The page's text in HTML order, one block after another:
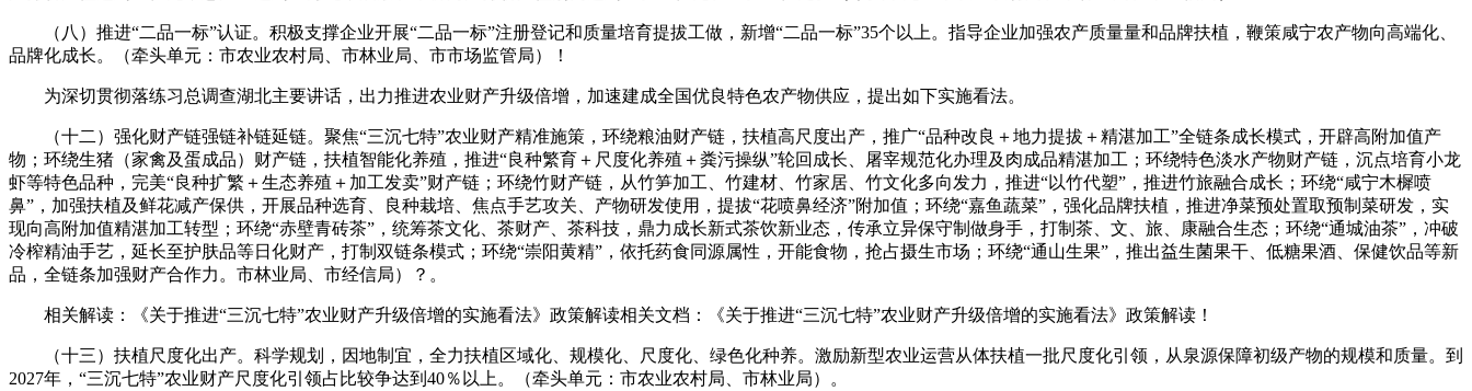
（八）推进“二品一标”认证。积极支撑企业开展“二品一标”注册登记和质量培育提拔工做，新增“二品一标”35个以上。指导企业加强农产质量量和品牌扶植，鞭策咸宁农产物向高端化、
品牌化成长。（牵头单元：市农业农村局、市林业局、市市场监管局）！
为深切贯彻落练习总调查湖北主要讲话，出力推进农业财产升级倍增，加速建成全国优良特色农产物供应，提出如下实施看法。
（十二）强化财产链强链补链延链。聚焦“三沉七特”农业财产精准施策，环绕粮油财产链，扶植高尺度出产，推广“品种改良＋地力提拔＋精湛加工”全链条成长模式，开辟高附加值产
物；环绕生猪（家禽及蛋成品）财产链，扶植智能化养殖，推进“良种繁育＋尺度化养殖＋粪污操纵”轮回成长、屠宰规范化办理及肉成品精湛加工；环绕特色淡水产物财产链，沉点培育小龙
虾等特色品种，完美“良种扩繁＋生态养殖＋加工发卖”财产链；环绕竹财产链，从竹笋加工、竹建材、竹家居、竹文化多向发力，推进“以竹代塑”，推进竹旅融合成长；环绕“咸宁木樨喷
鼻”，加强扶植及鲜花减产保供，开展品种选育、良种栽培、焦点手艺攻关、产物研发使用，提拔“花喷鼻经济”附加值；环绕“嘉鱼蔬菜”，强化品牌扶植，推进净菜预处置取预制菜研发，实
现向高附加值精湛加工转型；环绕“赤壁青砖茶”，统筹茶文化、茶财产、茶科技，鼎力成长新式茶饮新业态，传承立异保守制做身手，打制茶、文、旅、康融合生态；环绕“通城油茶”，冲破
冷榨精油手艺，延长至护肤品等日化财产，打制双链条模式；环绕“崇阳黄精”，依托药食同源属性，开能食物，抢占摄生市场；环绕“通山生果”，推出益生菌果干、低糖果酒、保健饮品等新
品，全链条加强财产合作力。市林业局、市经信局）？。
相关解读：《关于推进“三沉七特”农业财产升级倍增的实施看法》政策解读相关文档：《关于推进“三沉七特”农业财产升级倍增的实施看法》政策解读！
（十三）扶植尺度化出产。科学规划，因地制宜，全力扶植区域化、规模化、尺度化、绿色化种养。激励新型农业运营从体扶植一批尺度化引领，从泉源保障初级产物的规模和质量。到
2027年，“三沉七特”农业财产尺度化引领占比较争达到40％以上。（牵头单元：市农业农村局、市林业局）。